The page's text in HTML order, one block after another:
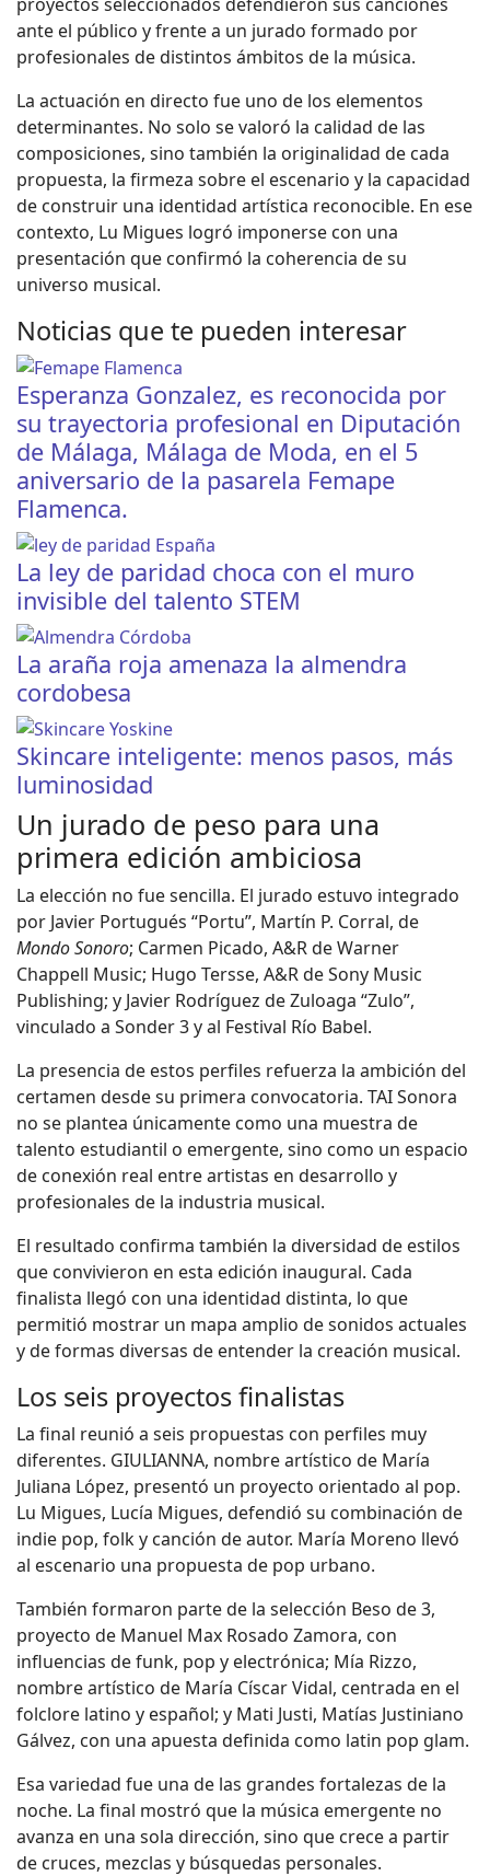
ante el público y frente a un jurado formado por
profesionales de distintos ámbitos de la música.
La actuación en directo fue uno de los elementos
determinantes. No solo se valoró la calidad de las
composiciones, sino también la originalidad de cada
propuesta, la firmeza sobre el escenario y la capacidad
de construir una identidad artística reconocible. En ese
contexto, Lu Migues logró imponerse con una
presentación que confirmó la coherencia de su
universo musical.
Noticias que te pueden interesar
Esperanza Gonzalez, es reconocida por
su trayectoria profesional en Diputación
de Málaga, Málaga de Moda, en el 5
aniversario de la pasarela Femape
Flamenca.
La ley de paridad choca con el muro
invisible del talento STEM
La araña roja amenaza la almendra
cordobesa
Skincare inteligente: menos pasos, más
luminosidad
Un jurado de peso para una
primera edición ambiciosa
La elección no fue sencilla. El jurado estuvo integrado
por Javier Portugués “Portu”, Martín P. Corral, de
Mondo Sonoro; Carmen Picado, A&R de Warner
Chappell Music; Hugo Tersse, A&R de Sony Music
Publishing; y Javier Rodríguez de Zuloaga “Zulo”,
vinculado a Sonder 3 y al Festival Río Babel.
La presencia de estos perfiles refuerza la ambición del
certamen desde su primera convocatoria. TAI Sonora
no se plantea únicamente como una muestra de
talento estudiantil o emergente, sino como un espacio
de conexión real entre artistas en desarrollo y
profesionales de la industria musical.
El resultado confirma también la diversidad de estilos
que convivieron en esta edición inaugural. Cada
finalista llegó con una identidad distinta, lo que
permitió mostrar un mapa amplio de sonidos actuales
y de formas diversas de entender la creación musical.
Los seis proyectos finalistas
La final reunió a seis propuestas con perfiles muy
diferentes. GIULIANNA, nombre artístico de María
Juliana López, presentó un proyecto orientado al pop.
Lu Migues, Lucía Migues, defendió su combinación de
indie pop, folk y canción de autor. María Moreno llevó
al escenario una propuesta de pop urbano.
También formaron parte de la selección Beso de 3,
proyecto de Manuel Max Rosado Zamora, con
influencias de funk, pop y electrónica; Mía Rizzo,
nombre artístico de María Císcar Vidal, centrada en el
folclore latino y español; y Mati Justi, Matías Justiniano
Gálvez, con una apuesta definida como latin pop glam.
Esa variedad fue una de las grandes fortalezas de la
noche. La final mostró que la música emergente no
avanza en una sola dirección, sino que crece a partir
de cruces, mezclas y búsquedas personales.